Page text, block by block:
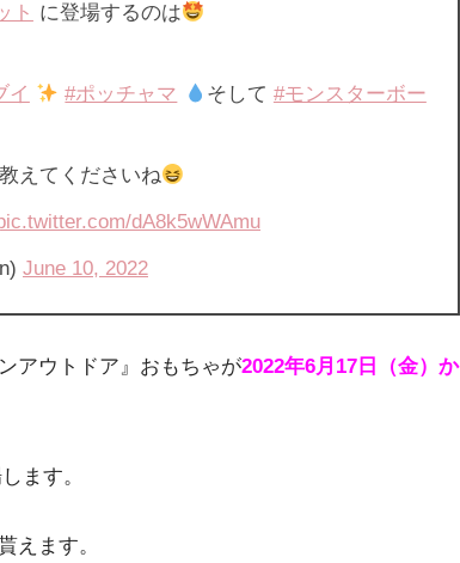
ト に登場するのは
イ #ポッチャマ そして #モンスターボー
えてくださいね
dA8k5wWAmu
June 10, 2022
アウトドア』おもちゃが2022年6月17日（金）か
ます。
えます。